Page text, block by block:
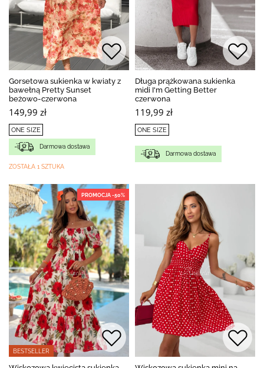
Gorsetowa sukienka w kwiaty z
bawełną Pretty Sunset
beżowo-czerwona
149,99 zł
ONE SIZE
Darmowa dostawa
ZOSTAŁA 1 SZTUKA
Długa prążkowana sukienka
midi I'm Getting Better
czerwona
119,99 zł
ONE SIZE
Darmowa dostawa
PROMOCJA -50%
BESTSELLER